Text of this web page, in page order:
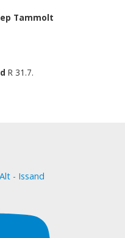
Tammolt
R 31.7.
- Issand